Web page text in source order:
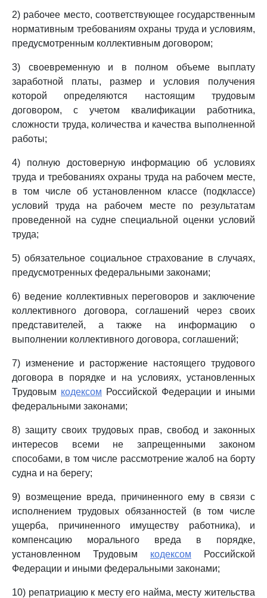
2) рабочее место, соответствующее государственным
нормативным требованиям охраны труда и условиям,
предусмотренным коллективным договором;
3) своевременную и в полном объеме выплату
заработной платы, размер и условия получения
которой определяются настоящим трудовым
договором, с учетом квалификации работника,
сложности труда, количества и качества выполненной
работы;
4) полную достоверную информацию об условиях
труда и требованиях охраны труда на рабочем месте,
в том числе об установленном классе (подклассе)
условий труда на рабочем месте по результатам
проведенной на судне специальной оценки условий
труда;
5) обязательное социальное страхование в случаях,
предусмотренных федеральными законами;
6) ведение коллективных переговоров и заключение
коллективного договора, соглашений через своих
представителей, а также на информацию о
выполнении коллективного договора, соглашений;
7) изменение и расторжение настоящего трудового
договора в порядке и на условиях, установленных
Трудовым кодексом Российской Федерации и иными
федеральными законами;
8) защиту своих трудовых прав, свобод и законных
интересов всеми не запрещенными законом
способами, в том числе рассмотрение жалоб на борту
судна и на берегу;
9) возмещение вреда, причиненного ему в связи с
исполнением трудовых обязанностей (в том числе
ущерба, причиненного имуществу работника), и
компенсацию морального вреда в порядке,
установленном Трудовым кодексом Российской
Федерации и иными федеральными законами;
10) репатриацию к месту его найма, месту жительства